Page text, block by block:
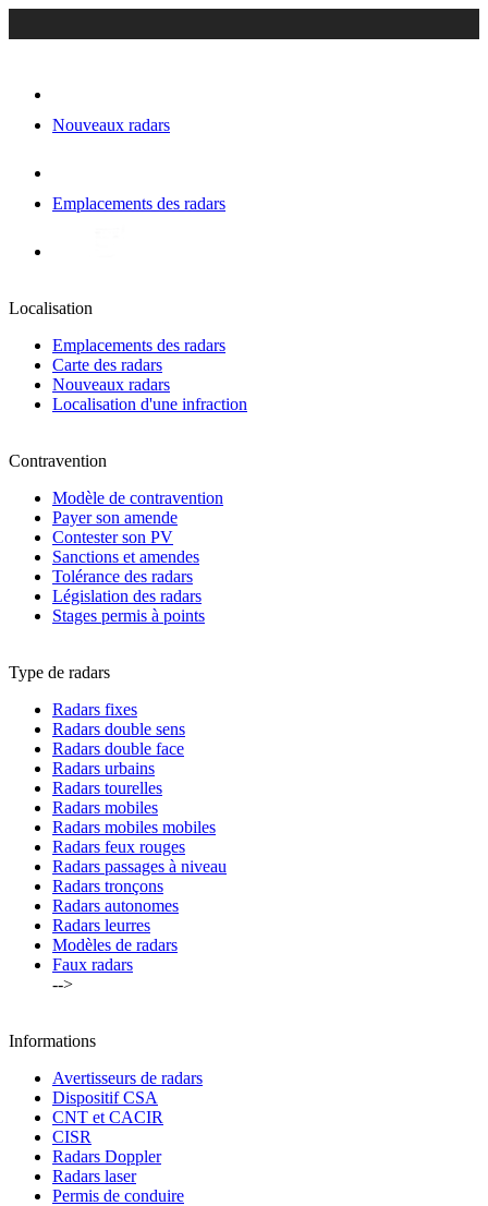
Nouveaux radars
Emplacements des radars
Localisation
Emplacements des radars
Carte des radars
Nouveaux radars
Localisation d'une infraction
Contravention
Modèle de contravention
Payer son amende
Contester son PV
Sanctions et amendes
Tolérance des radars
Législation des radars
Stages permis à points
Type de radars
Radars fixes
Radars double sens
Radars double face
Radars urbains
Radars tourelles
Radars mobiles
Radars mobiles mobiles
Radars feux rouges
Radars passages à niveau
Radars tronçons
Radars autonomes
Radars leurres
Modèles de radars
Faux radars
-->
Informations
Avertisseurs de radars
Dispositif CSA
CNT et CACIR
CISR
Radars Doppler
Radars laser
Permis de conduire